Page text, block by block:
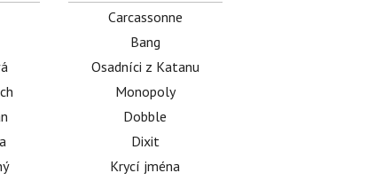
Carcassonne
Bang
Osadníci z Katanu
Monopoly
Dobble
Dixit
Krycí jména